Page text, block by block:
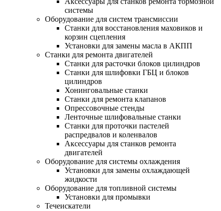
системы
Оборудование для систем трансмиссии
Станки для восстановления маховиков и
корзин сцепления
Установки для замены масла в АКПП
Станки для ремонта двигателей
Станки для расточки блоков цилиндров
Станки для шлифовки ГБЦ и блоков
цилиндров
Хонинговальные станки
Станки для ремонта клапанов
Опрессовочные стенды
Ленточные шлифовальные станки
Станки для проточки пастелей
распредвалов и коленвалов
Аксессуары для станков ремонта
двигателей
Оборудование для системы охлаждения
Установки для замены охлаждающей
жидкости
Оборудование для топливной системы
Установки для промывки
Течеискатели